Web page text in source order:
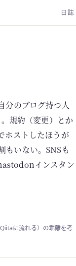
日誌
分のブログ持つ人
規約（変更）とか
ホストしたほうが
もいない。SNSも
インスタン
に流れる）の乖離を考